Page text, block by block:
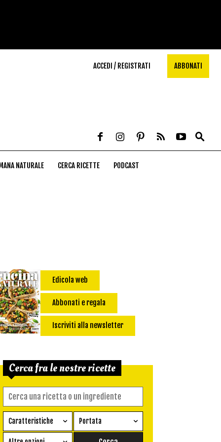
ACCEDI / REGISTRATI ABBONATI
NATURALE CERCA RICETTE PODCAST
Edicola web
Abbonati e regala
Iscriviti alla newsletter
Cerca fra le nostre ricette
Caratteristiche
Ricetta vegetariana
Portata
Antipasto